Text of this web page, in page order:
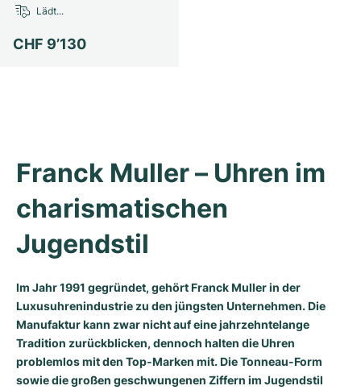
Sea-Dweller
Sky-Dweller
Submariner
Tortue
Baignoire
Ballon Blanc
Roadster
Gebraucht
Damenuhren
Chronospace
Super Avenger
Galactic
Montbrillant
Gebraucht
Damenuhren
Spitfire
GST
Vintage
Gebraucht
CHF 9’130
Lädt...
Franck Muller – Uhren im
charismatischen
Jugendstil
Im Jahr 1991 gegründet, gehört Franck Muller in der
Luxusuhrenindustrie zu den jüngsten Unternehmen. Die
Manufaktur kann zwar nicht auf eine jahrzehntelange
Tradition zurückblicken, dennoch halten die Uhren
problemlos mit den Top-Marken mit. Die Tonneau-Form
sowie die großen geschwungenen Ziffern im Jugendstil